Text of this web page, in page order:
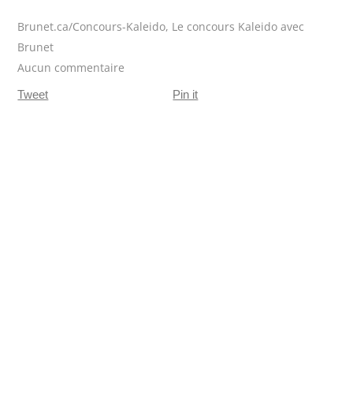
Brunet.ca/Concours-Kaleido, Le concours Kaleido avec
Brunet
Aucun commentaire
Tweet Pin it